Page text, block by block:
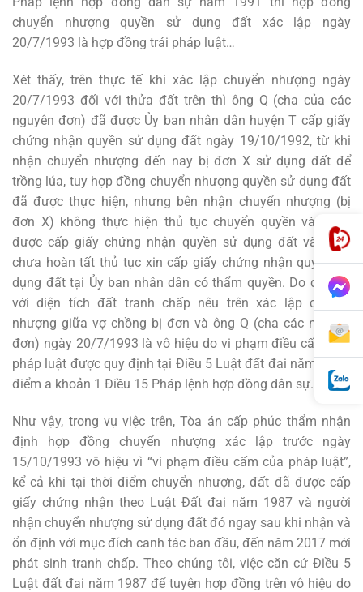
chuyển nhượng quyền sử dụng đất xác lập ngày
20/7/1993 là hợp đồng trái pháp luật…
Xét thấy, trên thực tế khi xác lập chuyển nhượng ngày
20/7/1993 đối với thửa đất trên thì ông Q (cha của các
nguyên đơn) đã được Ủy ban nhân dân huyện T cấp giấy
chứng nhận quyền sử dụng đất ngày 19/10/1992, từ khi
nhận chuyển nhượng đến nay bị đơn X sử dụng đất để
trồng lúa, tuy hợp đồng chuyển nhượng quyền sử dụng đất
đã được thực hiện, nhưng bên nhận chuyển nhượng (bị
đơn X) không thực hiện thủ tục chuyển quyền và chưa
được cấp giấy chứng nhận quyền sử dụng đất và cũng
chưa hoàn tất thủ tục xin cấp giấy chứng nhận quyền sử
dụng đất tại Ủy ban nhân dân có thẩm quyền. Do đó, đối
với diện tích đất tranh chấp nêu trên xác lập chuyển
nhượng giữa vợ chồng bị đơn và ông Q (cha các nguyên
đơn) ngày 20/7/1993 là vô hiệu do vi phạm điều cấm của
pháp luật được quy định tại Điều 5 Luật đất đai năm 1987,
điểm a khoản 1 Điều 15 Pháp lệnh hợp đồng dân sự.
Như vậy, trong vụ việc trên, Tòa án cấp phúc thẩm nhận
định hợp đồng chuyển nhượng xác lập trước ngày
15/10/1993 vô hiệu vì “vi phạm điều cấm của pháp luật”,
kể cả khi tại thời điểm chuyển nhượng, đất đã được cấp
giấy chứng nhận theo Luật Đất đai năm 1987 và người
nhận chuyển nhượng sử dụng đất đó ngay sau khi nhận và
ổn định với mục đích canh tác ban đầu, đến năm 2017 mới
phát sinh tranh chấp. Theo chúng tôi, việc căn cứ Điều 5
Luật đất đai năm 1987 để tuyên hợp đồng trên vô hiệu do